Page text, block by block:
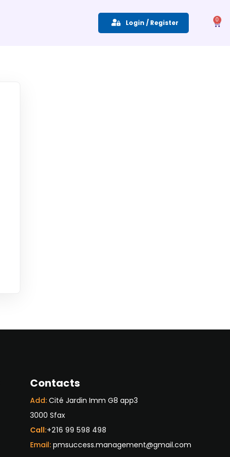
Login / Register 0
Contacts
Add:Cité Jardin Imm G8 app3
3000 Sfax
Call:+216 99 598 498
Email: pmsuccess.management@gmail.com